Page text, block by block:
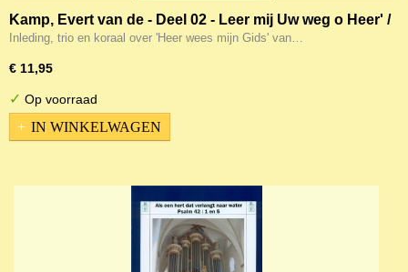
Kamp, Evert van de - Deel 02 - Leer mij Uw weg o Heer' /
Heer' wees mijn Gids
Inleding, trio en koraal over 'Heer wees mijn Gids' van…
€ 11,95
✓ Op voorraad
IN WINKELWAGEN